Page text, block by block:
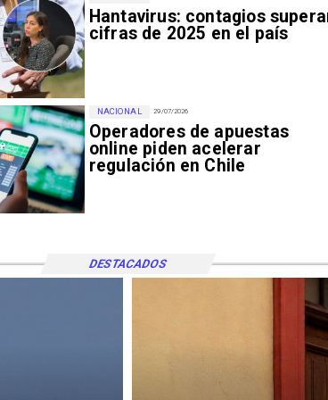
Hantavirus: contagios
cifras de 2025 en el país
29/07/2026
Operadores de apuestas
online piden acelerar
regulación en Chile
NACIONAL
DESTACADOS